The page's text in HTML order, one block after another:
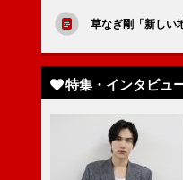
草なぎ剛「新しい
特集・インタビュ